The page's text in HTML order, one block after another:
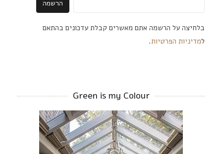
בלחיצה על הרשמה אתם מאשרים קבלת עדכונים בהתאם
למדיניות הפרטיות.
Green is my Colour